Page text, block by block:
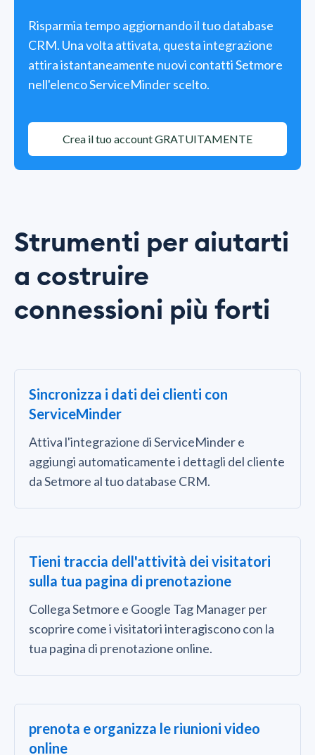
Risparmia tempo aggiornando il tuo database
CRM. Una volta attivata, questa integrazione
attira istantaneamente nuovi contatti Setmore
nell'elenco ServiceMinder scelto.
Crea il tuo account GRATUITAMENTE
Strumenti per aiutarti
a costruire
connessioni più forti
Sincronizza i dati dei clienti con
ServiceMinder
Attiva l'integrazione di ServiceMinder e
aggiungi automaticamente i dettagli del cliente
da Setmore al tuo database CRM.
Tieni traccia dell'attività dei visitatori
sulla tua pagina di prenotazione
Collega Setmore e Google Tag Manager per
scoprire come i visitatori interagiscono con la
tua pagina di prenotazione online.
prenota e organizza le riunioni video
online